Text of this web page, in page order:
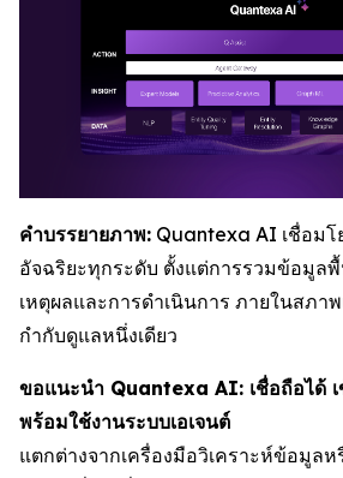
คำบรรยายภาพ: Quantexa AI เชื่อมโ
อัจฉริยะทุกระดับ ตั้งแต่การรวมข้อมูล
เหตุผลและการดำเนินการ ภายในสภา
กำกับดูแลหนึ่งเดียว
ขอแนะนำ Quantexa AI: เชื่อถือได้ เ
พร้อมใช้งานระบบเอเจนต์
แตกต่างจากเครื่องมือวิเคราะห์ข้อมูล